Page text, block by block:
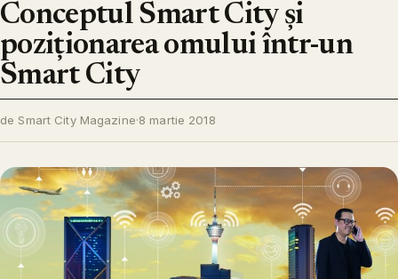
Conceptul Smart City și
poziționarea omului într-un
Smart City
de Smart City Magazine·8 martie 2018